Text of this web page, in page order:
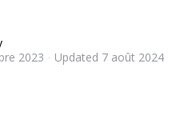
2023
Updated 7 août 2024